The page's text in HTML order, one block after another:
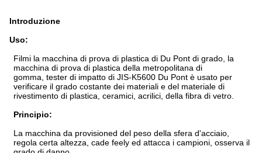
Introduzione
Uso:
Filmi la macchina di prova di plastica di Du Pont di grado, la
macchina di prova di plastica della metropolitana di
gomma , tester di impatto di JIS-K5600 Du Pont è usato per
verificare il grado costante dei materiali e del materiale di
rivestimento di plastica, ceramici, acrilici, della fibra di vetro.
Principio:
La macchina da provisioned del peso della sfera d'acciaio,
regola certa altezza, cade feely ed attacca i campioni, osserva il